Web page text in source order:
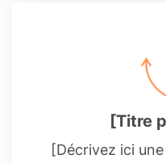
[Titre
[Décrivez ici